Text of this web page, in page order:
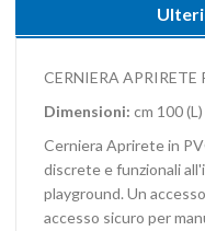
CERNIERA APRIRETE
Dimensioni: cm 100 (L)
Cerniera Aprirete in
discrete e funzionali
playground. Un
accesso sicuro per